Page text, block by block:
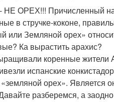
ОРЕХ!!! Причисленный на
в стручке-коконе,
или Земляной орех»
Ка вырастить арахис?
коренные жители
испанские
орех». Является
разберемся, а